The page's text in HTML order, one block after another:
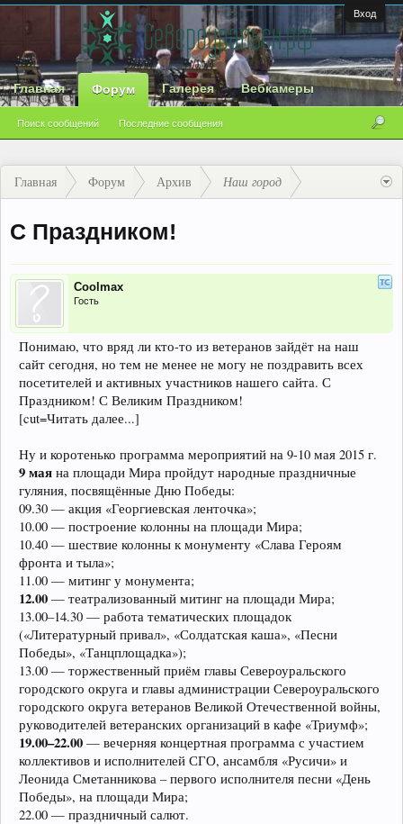
Вход
Главная Форум
Поиск сообщений Последние сообщения
Галерея Вебкамеры
Главная Форум Архив Наш город
С Праздником!
Coolmax
Гость
Понимаю, что вряд ли кто-то из ветеранов зайдёт на наш
сайт сегодня, но тем не менее не могу не поздравить всех
посетителей и активных участников нашего сайта. С
Праздником! С Великим Праздником!
[cut=Читать далее...]
Ну и коротенько программа мероприятий на 9-10 мая 2015 г.
9 мая на площади Мира пройдут народные праздничные
гуляния, посвящённые Дню Победы:
09.30 — акция «Георгиевская ленточка»;
10.00 — построение колонны на площади Мира;
10.40 — шествие колонны к монументу «Слава Героям
фронта и тыла»;
11.00 — митинг у монумента;
12.00 — театрализованный митинг на площади Мира;
13.00–14.30 — работа тематических площадок
(«Литературный привал», «Солдатская каша», «Песни
Победы», «Танцплощадка»);
13.00 — торжественный приём главы Североуральского
городского округа и главы администрации Североуральского
городского округа ветеранов Великой Отечественной войны,
руководителей ветеранских организаций в кафе «Триумф»;
19.00–22.00 — вечерняя концертная программа с участием
коллективов и исполнителей СГО, ансамбля «Русичи» и
Леонида Сметанникова – первого исполнителя песни «День
Победы», на площади Мира;
22.00 — праздничный салют.